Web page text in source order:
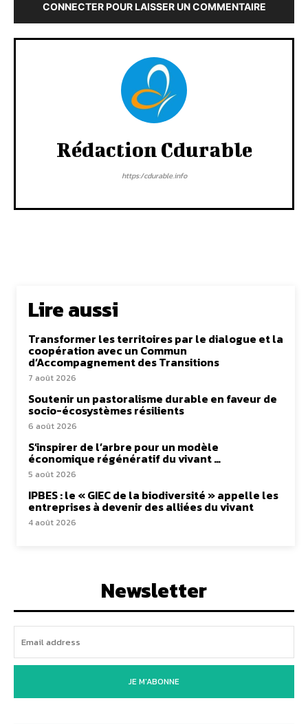
CONNECTER POUR LAISSER UN COMMENTAIRE
Rédaction Cdurable
https:/cdurable.info
Lire aussi
Transformer les territoires par le dialogue et la
coopération avec un Commun
d’Accompagnement des Transitions
7 août 2026
Soutenir un pastoralisme durable en faveur de
socio-écosystèmes résilients
6 août 2026
S’inspirer de l’arbre pour un modèle
économique régénératif du vivant …
5 août 2026
IPBES : le « GIEC de la biodiversité » appelle les
entreprises à devenir des alliées du vivant
4 août 2026
Newsletter
JE M'ABONNE